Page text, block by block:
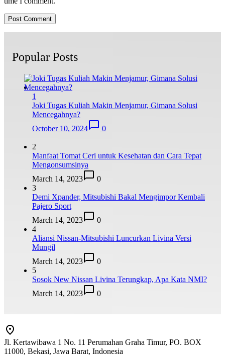
Popular Posts
1
Joki Tugas Kuliah Makin Menjamur, Gimana Solusi
Mencegahnya?
October 10, 2024
0
2
Manfaat Tomat Ceri untuk Kesehatan dan Cara Tepat
Mengonsumsinya
March 14, 2023
0
3
Demi Xpander, Mitsubishi Bakal Mengimpor Kembali
Pajero Sport
March 14, 2023
0
4
Aliansi Nissan-Mitsubishi Luncurkan Livina Versi
Mungil
March 14, 2023
0
5
Sosok New Nissan Livina Terungkap, Apa Kata NMI?
March 14, 2023
0
Jl. Kertawibawa 1 No. 11 Perumahan Graha Timur, PO. BOX
11000, Bekasi, Jawa Barat, Indonesia